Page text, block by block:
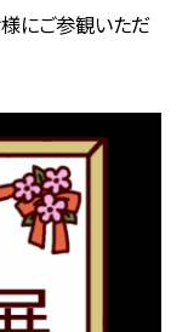
にご参観いただ